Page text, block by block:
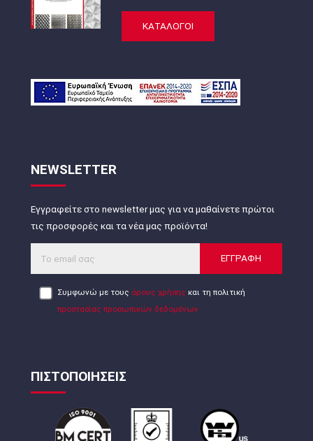
ΚΑΤΑΛΟΓΟΙ
NEWSLETTER
Εγγραφείτε στο newsletter μας για να μαθαίνετε πρώτοι
τις προσφορές και τα νέα μας προϊόντα!
ΕΓΓΡΑΦΗ
Συμφωνώ με τους όρους χρήσης και τη πολιτική
προστασίας προσωπικών δεδομένων
ΠΙΣΤΟΠΟΙΗΣΕΙΣ